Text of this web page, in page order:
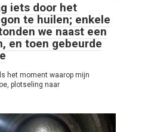
iets door het
te huilen; enkele
we naast een
en toen gebeurde
het moment waarop mijn
plotseling naar